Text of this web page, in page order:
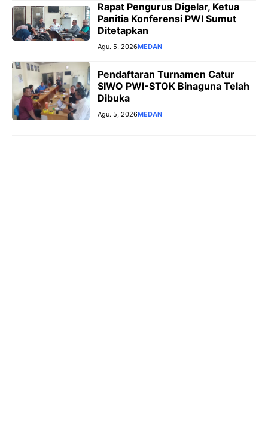
Rapat Pengurus Digelar, Ketua
Panitia Konferensi PWI Sumut
Ditetapkan
Agu. 5, 2026MEDAN
Pendaftaran Turnamen Catur
SIWO PWI-STOK Binaguna Telah
Dibuka
Agu. 5, 2026MEDAN